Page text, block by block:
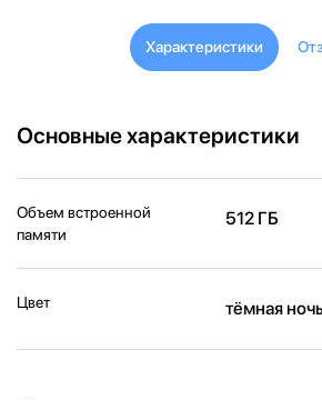
Характеристики
Основные характеристики
Объем встроенной
памяти
512 ГБ
Цвет тёмная